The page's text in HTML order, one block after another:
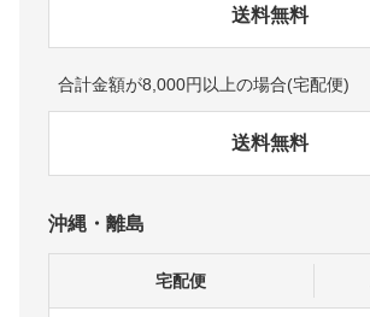
送料無料
合計金額が8,000円以上の場合(宅配便)
送料無料
沖縄・離島
宅配便